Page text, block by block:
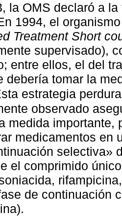
la OMS declaró a
1994, el
Treatment Short
supervisado),
entre ellos, el del
debería tomar la
estrategia
observado
medida importante,
medicamentos en
selectiva»
el comprimido
de continuación